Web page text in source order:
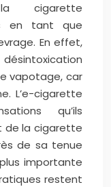
cigarette
en tant que
En effet,
vapotage, car
L’e-cigarette
qu’ils
de la cigarette
de sa tenue
importante
restent